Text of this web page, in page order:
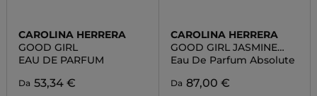
CAROLINA HERRERA
GOOD GIRL
EAU DE PARFUM
Da 53,34 €
CAROLINA HERRERA
GOOD GIRL JASMINE
ABSOLUTE
Eau De Parfum Absolute
Da 87,00 €